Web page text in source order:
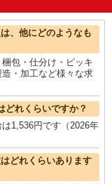
、他にどのようなも
包・仕分け・ピッキ
・加工など様々な求
どれくらいですか？
1,536円です（2026年
どれくらいあります